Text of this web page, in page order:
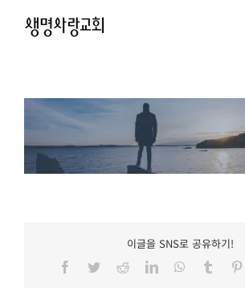
content
이글을 SNS로 공유하기!
Facebook
TwitterRedditLinkedInWhatsApp
Tumblr